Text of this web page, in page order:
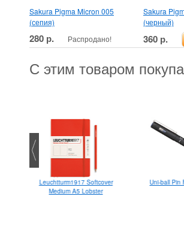
Sakura Pigma Micron 005
(сепия)
280 р. Распродано!
Sakura
(черный)
360 р.
С этим товаром
Leuchtturm1917 Softcover
Medium A5 Lobster
Uni-ball Pin